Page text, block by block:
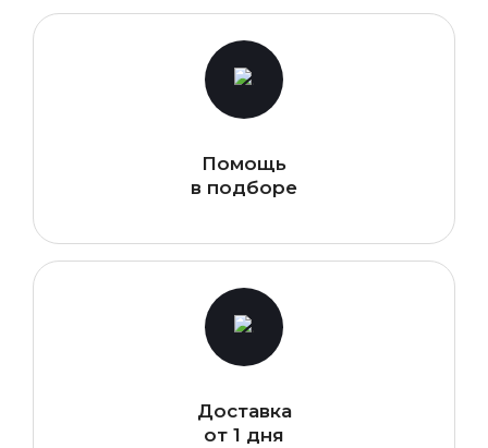
Помощь
в подборе
Доставка
от 1 дня